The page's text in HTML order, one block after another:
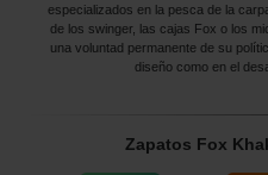
especializados en la pesca de la
de los swinger, las cajas Fox o los
una voluntad permanente de su
diseño como en el
Zapatos Fox